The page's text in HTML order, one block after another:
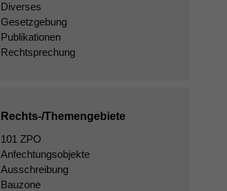
Diverses
Gesetzgebung
Publikationen
Rechtsprechung
Rechts-/Themengebiete
101 ZPO
Anfechtungsobjekte
Ausschreibung
Bauzone